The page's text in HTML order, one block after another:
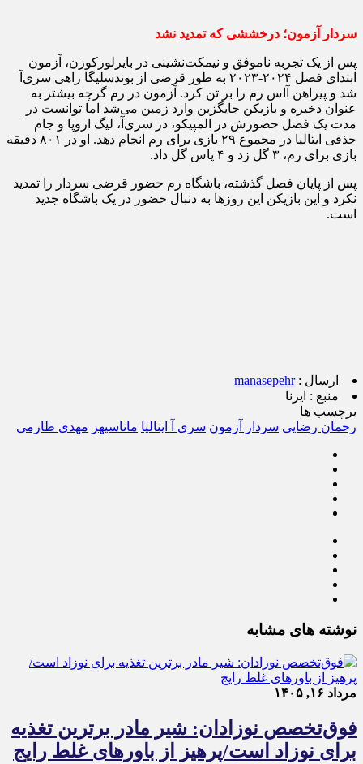
سردار آزمون؛ درخششی که تمدید نشد
پس از یک تجربه ناموفق و نیمکت‌نشینی در بایرلورکوزن، آزمون
ابتدای فصل ۲۰۲۴-۲۰۲۳ به طور قرضی از بوندسلیگا راهی سری‌آ
شد و پیراهن آاس رم را بر تن کرد. آزمون در رم گرچه بیشتر به
عنوان ذخیره و بازیکن جایگزین وارد زمین می‌شد اما توانست در
مدت یک فصل حضورش در المپیکو، در سری‌آ، لیگ اروپا و جام
حذفی ایتالیا در مجموع ۲۹ بازی برای رم انجام دهد. او در ۸۰۱ دقیقه
بازی برای رم، ۳ گل زد و ۴ پاس گل داد.
پس از پایان فصل گذشته، باشگاه رم حضور قرضی سردار را تمدید
نکرد و این بازیکن این روزها به دنبال حضور در یک باشگاه جدید
است.
ارسال :manasepehr
منبع : ایرنا
برچسب ها
رحمان رضایی سردار آزمون سری آ ایتالیا ماناسپهر مهدی طارمی
نوشته های مشابه
مرداد ۱۶, ۱۴۰۵
فوق‌تخصص نوزادان: شیر مادر برترین تغذیه
برای نوزاد است/پرهیز از باورهای غلط رایج